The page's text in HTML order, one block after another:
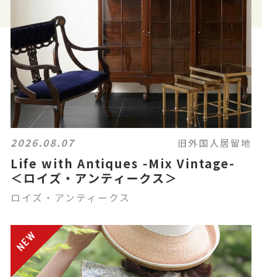
2026.08.07 旧外国人居留地
Life with Antiques -Mix Vintage-
＜ロイズ・アンティークス＞
ロイズ・アンティークス